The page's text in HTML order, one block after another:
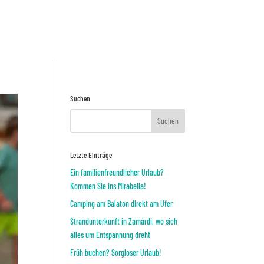
Suchen
Letzte Einträge
Ein familienfreundlicher Urlaub?
Kommen Sie ins Mirabella!
Camping am Balaton direkt am Ufer
Strandunterkunft in Zamárdi, wo sich
alles um Entspannung dreht
Früh buchen? Sorgloser Urlaub!